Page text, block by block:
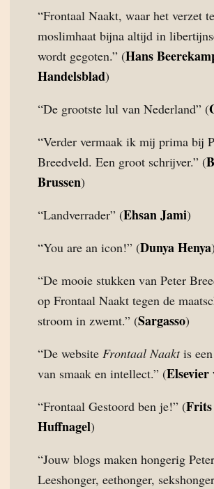
“Frontaal Naakt, waar het verzet
moslimhaat bijna altijd in
wordt gegoten.” (Hans
Handelsblad)
“De grootste lul van Nederland” (
“Verder vermaak ik mij prima bij
Breedveld. Een groot schrijver.” (
Brussen)
“Landverrader” (Ehsan Jami)
“You are an icon!” (Dunya Henya)
“De mooie stukken van Peter
op Frontaal Naakt tegen de
stroom in zwemt.” (Sargasso)
“De website Frontaal Naaktis
van smaak en intellect.” (Elsevier
“Frontaal Gestoord ben je!” (Frits
Huffnagel)
“Jouw blogs maken hongerig
Leeshonger, eethonger,